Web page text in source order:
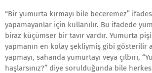
“Bir yumurta kırmayı bile beceremez”
yapamayanlar için kullanılır. Bu ifadede
biraz küçümser bir tavır vardır. Yumurta
yapmanın en kolay şekliymiş gibi gösterilir
yapmayı, sahanda yumurtayı veya çılbırı,
haşlarsınız?” diye sorulduğunda bile